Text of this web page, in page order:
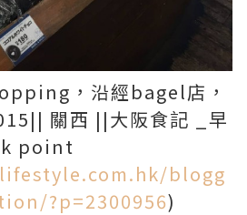
，沿經bagel店，
關西 ||大阪食記 _早
point
blogg
?p=2300956)